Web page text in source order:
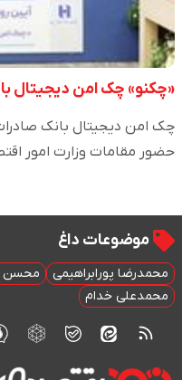
«چکنو» چک امن دیجیتال
چک امن دیجیتال بانک صادرات
حضور مقامات وزارت امور
موضوعات داغ
محمدرضا پورابراهیمی محسن
محمدعلی خدام